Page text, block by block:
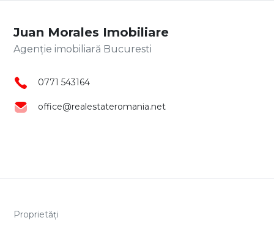
Juan Morales Imobiliare
Agenție imobiliară Bucuresti
0771 543164
office@realestateromania.net
Proprietăți